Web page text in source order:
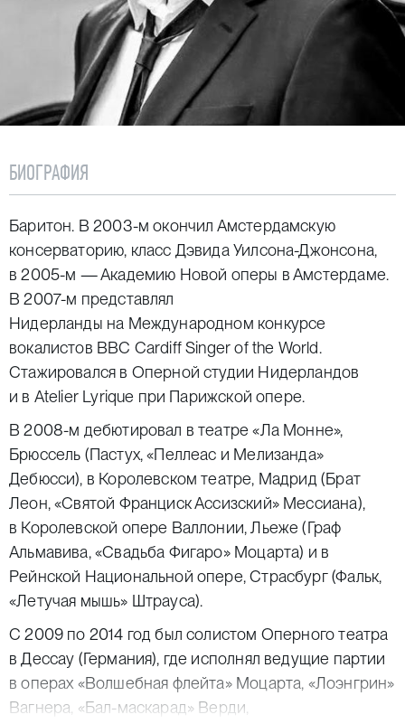
БИОГРАФИЯ
Баритон. В 2003-м окончил Амстердамскую
консерваторию, класс Дэвида Уилсона-Джонсона,
в 2005-м — Академию Новой оперы в Амстердаме.
В 2007-м представлял
Нидерланды на Международном конкурсе
вокалистов BBC Cardiff Singer of the World.
Стажировался в Оперной студии Нидерландов
и в Atelier Lyrique при Парижской опере.
В 2008-м дебютировал в театре «Ла Монне»,
Брюссель (Пастух, «Пеллеас и Мелизанда»
Дебюсси), в Королевском театре, Мадрид (Брат
Леон, «Святой Франциск Ассизский» Мессиана),
в Королевской опере Валлонии, Льеже (Граф
Альмавива, «Свадьба Фигаро» Моцарта) и в
Рейнской Национальной опере, Страсбург (Фальк,
«Летучая мышь» Штрауса).
С 2009 по 2014 год был солистом Оперного театра
в Дессау (Германия), где исполнял ведущие партии
в операх «Волшебная флейта» Моцарта, «Лоэнгрин»
Вагнера, «Бал-маскарад» Верди,